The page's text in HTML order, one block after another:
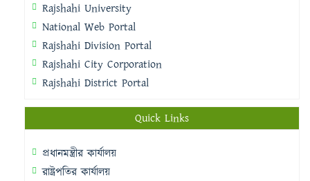
Rajshahi University
National Web Portal
Rajshahi Division Portal
Rajshahi City Corporation
Rajshahi District Portal
Quick Links
প্রধানমন্ত্রীর কার্যালয়
রাষ্ট্রপতির কার্যালয়